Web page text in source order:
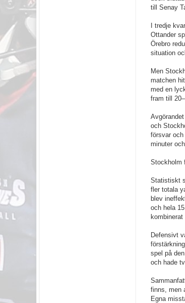
till Senay
I tredje
Ottander
Örebro
situation
Men
matchen
med en
fram till
och
försvar
minuter
Stockholm
Statistiskt
fler totala
blev
och hela
Defensivt
spel på
och hade
finns, men
Egna